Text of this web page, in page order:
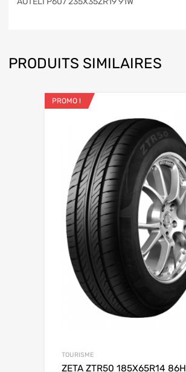
PRODUITS SIMILAIRES
PROMO !
TOURISME
ZETA ZTR50 185X65R14 86H